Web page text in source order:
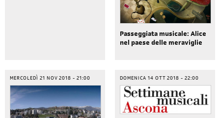
Passeggiata musicale: Alice
nel paese delle meraviglie
MERCOLEDÌ 21 NOV 2018 - 21:00 DOMENICA 14 OTT 2018 - 22:00